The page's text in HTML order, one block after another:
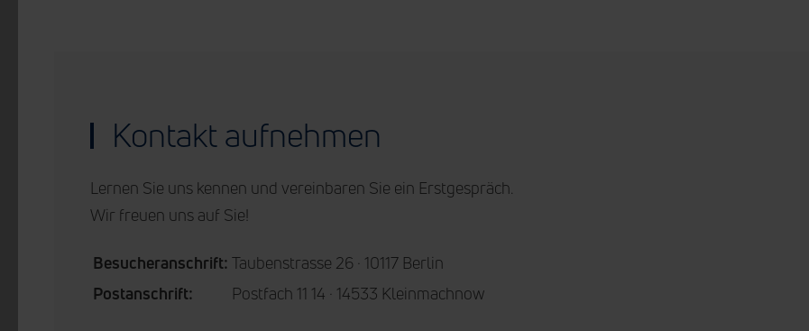
Kontakt aufnehmen
Lernen Sie uns kennen und vereinbaren Sie ein Erstgespräch.
Wir freuen uns auf Sie!
Besucheranschrift: Taubenstrasse 26 · 10117 Berlin
Postanschrift:
Postfach 11 14 · 14533 Kleinmachnow